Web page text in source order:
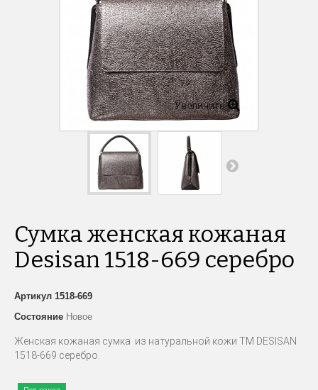
Увеличить
Сумка женская кожаная
Desisan 1518-669 серебро
Артикул 1518-669
Состояние Новое
Женская кожаная сумка из натуральной кожи TM DESISAN
1518-669 серебро.